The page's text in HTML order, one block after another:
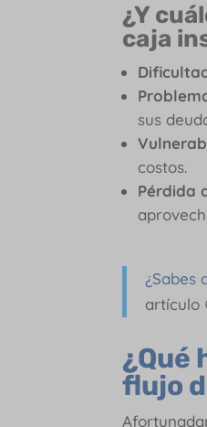
¿Y
caja
sus
costos.
Pérdida
¿Sabes
artículo
¿Qué
flujo